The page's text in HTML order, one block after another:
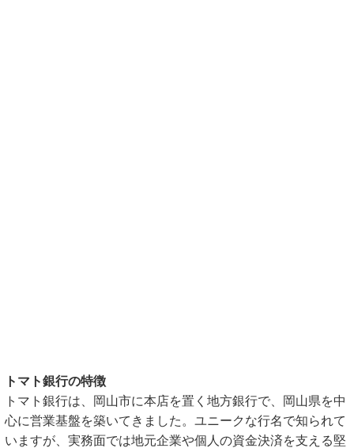
トマト銀行の特徴
トマト銀行は、岡山市に本店を置く地方銀行で、岡山県を中
心に営業基盤を築いてきました。ユニークな行名で知られて
いますが、実務面では地元企業や個人の資金決済を支える堅